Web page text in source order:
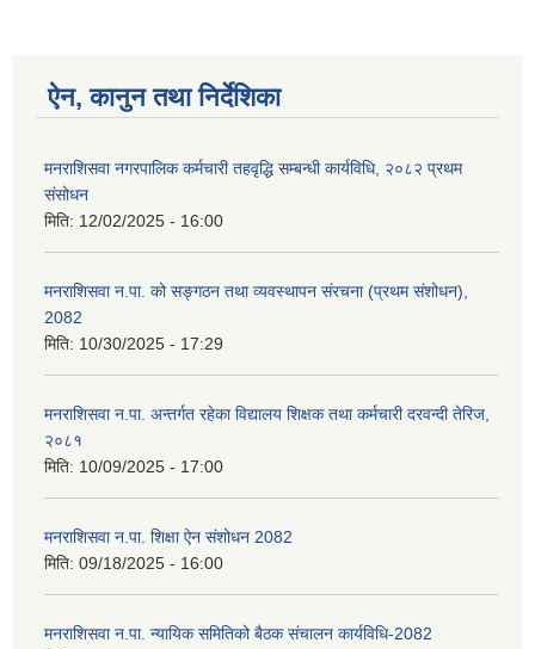
ऐन, कानुन तथा निर्देशिका
मनराशिसवा नगरपालिक कर्मचारी तहवृद्धि सम्बन्धी कार्यविधि, २०८२ प्रथम
संसोधन
मिति: 12/02/2025 - 16:00
मनराशिसवा न.पा. को सङ्गठन तथा व्यवस्थापन संरचना (प्रथम संशोधन),
2082
मिति: 10/30/2025 - 17:29
मनराशिसवा न.पा. अन्तर्गत रहेका विद्यालय शिक्षक तथा कर्मचारी दरवन्दी तेरिज,
२०८१
मिति: 10/09/2025 - 17:00
मनराशिसवा न.पा. शिक्षा ऐन संशोधन 2082
मिति: 09/18/2025 - 16:00
मनराशिसवा न.पा. न्यायिक समितिको बैठक संचालन कार्यविधि-2082